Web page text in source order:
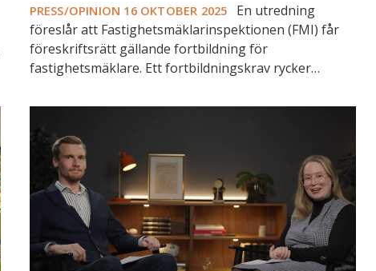
PRESS/OPINION 16 OKTOBER 2025
En utredning
föreslår att Fastighetsmäklarinspektionen (FMI) får
föreskriftsrätt gällande fortbildning för
fastighetsmäklare. Ett fortbildningskrav rycker…
dig
medlem:
Senaste
från